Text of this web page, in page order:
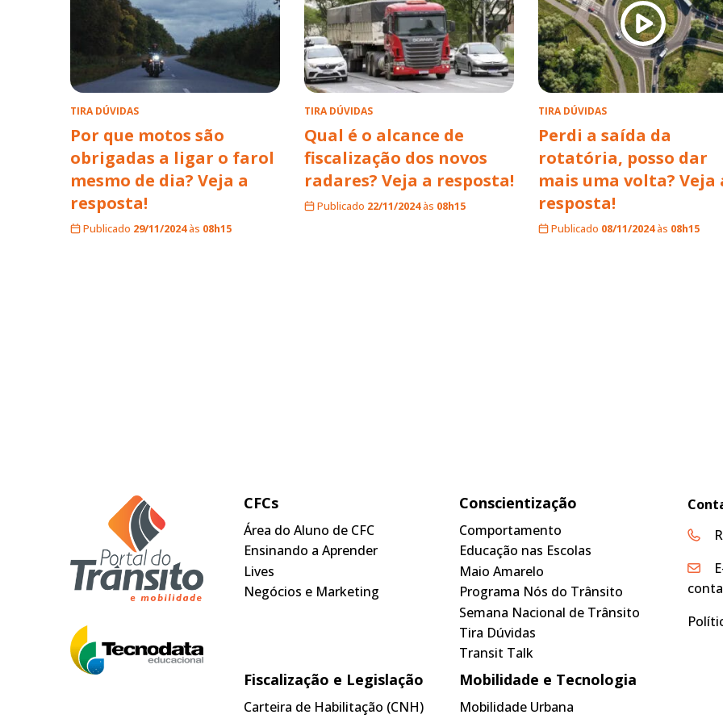
TIRA DÚVIDAS
Por que motos são
obrigadas a ligar o farol
mesmo de dia? Veja a
resposta!
Publicado 29/11/2024às 08h15
TIRA DÚVIDAS
Qual é o alcance de
fiscalização dos novos
radares? Veja a resposta!
Publicado 22/11/2024às 08h15
TIRA DÚVIDAS
Perdi a saída da
rotatória, posso dar
mais uma volta? Veja
resposta!
Publicado 08/11/2024às 08h15
CFCs
Área do Aluno de CFC
Ensinando a Aprender
Lives
Negócios e Marketing
Conscientização
Comportamento
Educação nas Escolas
Maio Amarelo
Programa Nós do Trânsito
Semana Nacional de Trânsito
Tira Dúvidas
Transit Talk
Fiscalização e Legislação
Carteira de Habilitação (CNH)
Mobilidade e Tecnologia
Mobilidade Urbana